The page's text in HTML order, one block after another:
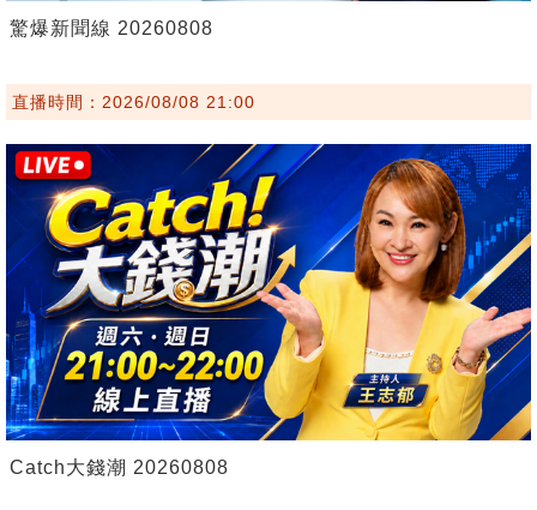
驚爆新聞線 20260808
直播時間：2026/08/08 21:00
Catch大錢潮 20260808